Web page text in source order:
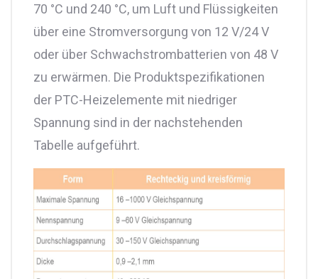
70 °C und 240 °C, um Luft und Flüssigkeiten
über eine Stromversorgung von 12 V/24 V
oder über Schwachstrombatterien von 48 V
zu erwärmen. Die Produktspezifikationen
der PTC-Heizelemente mit niedriger
Spannung sind in der nachstehenden
Tabelle aufgeführt.